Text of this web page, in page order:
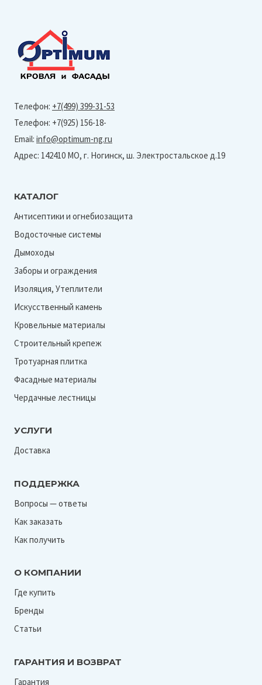
фальц
Серый
(RAL
Телефон: +7(499) 399-31-53
Телефон: +7(925) 156-18-
Email: info@optimum-ng.ru
Адрес: 142410 МО, г. Ногинск, ш. Электростальское д.19
КАТАЛОГ
Антисептики и огнебиозащита
Водосточные системы
Дымоходы
Заборы и ограждения
Изоляция, Утеплители
Искусственный камень
Кровельные материалы
Строительный крепеж
Тротуарная плитка
Фасадные материалы
Чердачные лестницы
УСЛУГИ
Доставка
ПОДДЕРЖКА
Вопросы — ответы
Как заказать
Как получить
О КОМПАНИИ
Где купить
Бренды
Статьи
ГАРАНТИЯ И ВОЗВРАТ
Гарантия